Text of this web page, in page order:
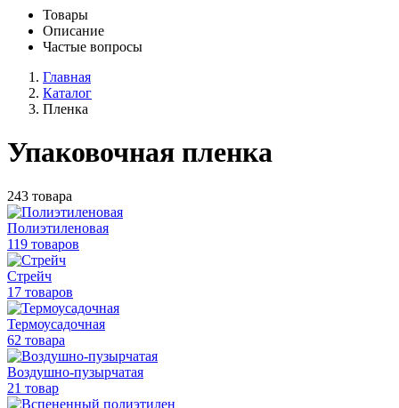
Товары
Описание
Частые вопросы
Главная
Каталог
Пленка
Упаковочная пленка
243 товара
Полиэтиленовая
119 товаров
Стрейч
17 товаров
Термоусадочная
62 товара
Воздушно-пузырчатая
21 товар